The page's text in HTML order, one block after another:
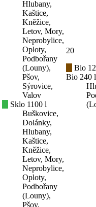
Hlubany,
Kaštice,
Kněžice,
Letov, Mory,
Neprobylice,
Oploty,
Podbořany
(Louny),
Pšov,
Sýrovice,
Valov
Sklo 1100 l
Buškovice,
Dolánky,
Hlubany,
Kaštice,
Kněžice,
Letov, Mory,
Neprobylice,
Oploty,
Podbořany
(Louny),
Pšov,
20
Bio
Bio 240 l